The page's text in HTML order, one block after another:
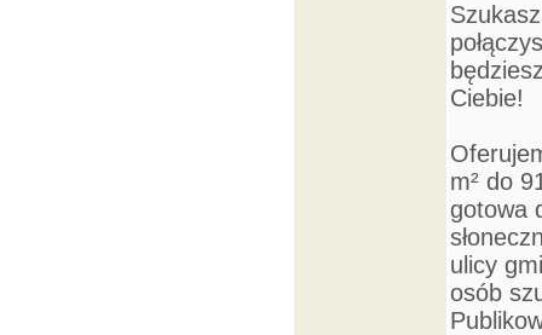
Ciebie!
m² do
gotowa
ulicy
osób